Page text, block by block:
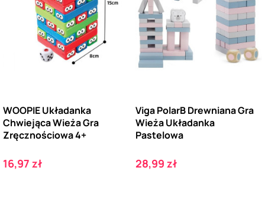
WOOPIE Układanka
Chwiejąca Wieża Gra
Zręcznościowa 4+
Cena
16,97 zł
Viga PolarB Drewniana Gra
Wieża Układanka
Pastelowa
Cena
28,99 zł